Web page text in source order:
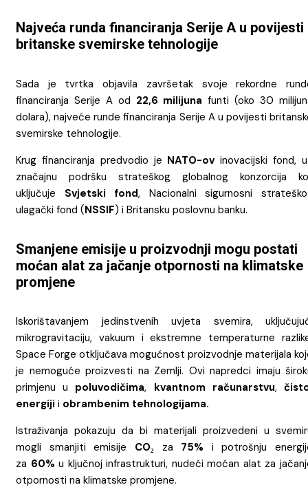
Najveća runda financiranja Serije A u povijesti
britanske svemirske tehnologije
Sada je tvrtka objavila završetak svoje rekordne
financiranja Serije A od 22,6 milijuna funti (oko 30
dolara), najveće runde financiranja Serije A u povijesti
svemirske tehnologije.
Krug financiranja predvodio je NATO-ov inovacijski fond,
značajnu podršku strateškog globalnog konzorcija
uključuje Svjetski fond, Nacionalni sigurnosni
ulagački fond (NSSIF) i Britansku poslovnu banku.
Smanjene emisije u proizvodnji mogu postati
moćan alat za jačanje otpornosti na klimatske
promjene
Iskorištavanjem jedinstvenih uvjeta svemira,
mikrogravitaciju, vakuum i ekstremne temperaturne
Space Forge otključava mogućnost proizvodnje materijala
je nemoguće proizvesti na Zemlji. Ovi napredci imaju
primjenu u poluvodičima, kvantnom računarstvu,
energiji i obrambenim tehnologijama.
Istraživanja pokazuju da bi materijali proizvedeni u
mogli smanjiti emisije CO₂ za 75% i potrošnju
za 60% u ključnoj infrastrukturi, nudeći moćan alat za
otpornosti na klimatske promjene.